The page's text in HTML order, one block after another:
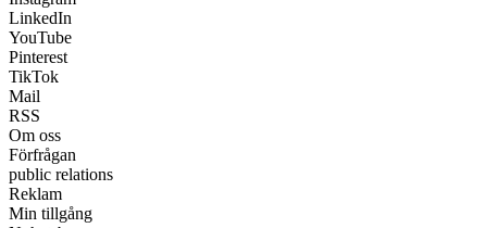
LinkedIn
YouTube
Pinterest
TikTok
Mail
RSS
Om oss
Förfrågan
public relations
Reklam
Min tillgång